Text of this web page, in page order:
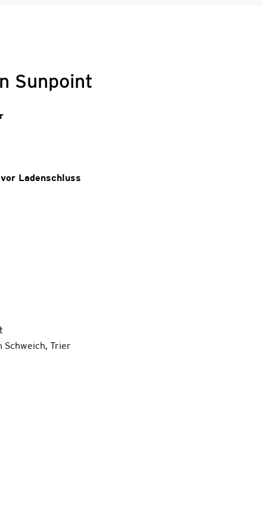
Sunpoint
Ladenschluss
Trier